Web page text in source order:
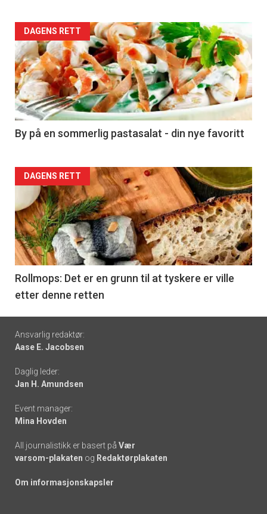
Forsiden
akkurat
nå
-
5
DAGENS RETT
By på en sommerlig pastasalat - din nye favoritt
Forsiden
akkurat
nå
-
6
DAGENS RETT
Rollmops: Det er en grunn til at tyskere er ville
etter denne retten
Footer
-
links
Ansvarlig redaktør:
Aase E. Jacobsen
Daglig leder:
Jan H. Amundsen
Event manager:
Mina Hovden
All journalistikk er basert på Vær
varsom-plakaten og Redaktørplakaten
Om informasjonskapsler